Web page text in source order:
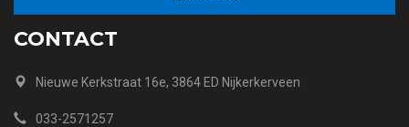
CONTACT
Nieuwe Kerkstraat 16e, 3864 ED Nijkerkerveen
033-2571257